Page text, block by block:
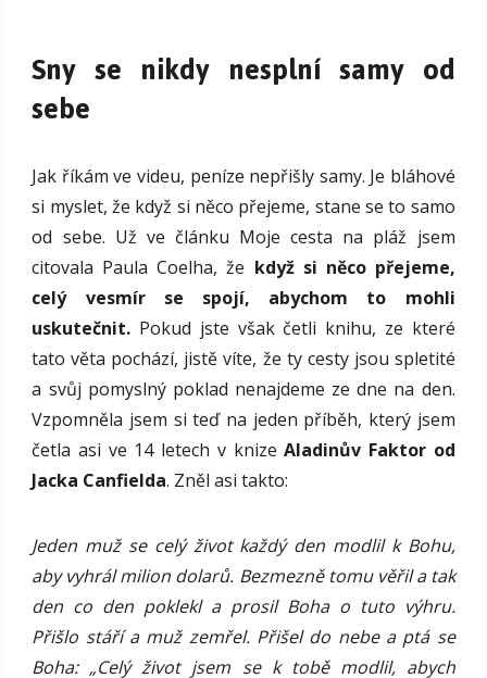
Sny se nikdy nesplní samy od
sebe
Jak říkám ve videu, peníze nepřišly samy. Je bláhové
si myslet, že když si něco přejeme, stane se to samo
od sebe. Už ve článku Moje cesta na pláž jsem
citovala Paula Coelha, že když si něco přejeme,
celý vesmír se spojí, abychom to mohli
uskutečnit. Pokud jste však četli knihu, ze které
tato věta pochází, jistě víte, že ty cesty jsou spletité
a svůj pomyslný poklad nenajdeme ze dne na den.
Vzpomněla jsem si teď na jeden příběh, který jsem
četla asi ve 14 letech v knizeAladinův Faktor od
Jacka Canfielda. Zněl asi takto:
Jeden muž se celý život každý den modlil k Bohu,
aby vyhrál milion dolarů. Bezmezně tomu věřil a tak
den co den poklekl a prosil Boha o tuto výhru.
Přišlo stáří a muž zemřel. Přišel do nebe a ptá se
Boha: „Celý život jsem se k tobě modlil, abych